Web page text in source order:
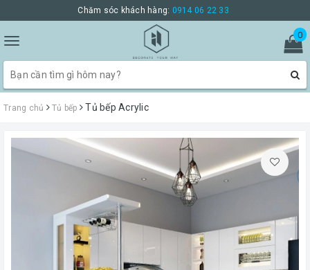
Chăm sóc khách hàng: 0914 06 22 33
Toggle
navigation
0
Trang chủ Tủ bếp Tủ bếp Acrylic